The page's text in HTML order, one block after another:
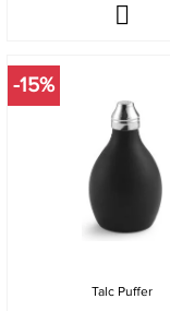
-15%
Talc Puffer